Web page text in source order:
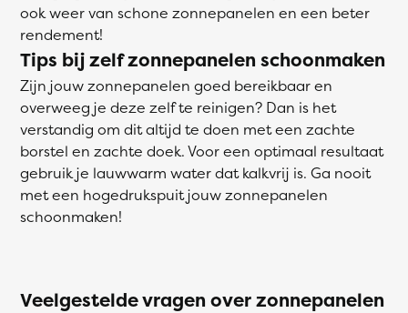
ook weer van schone zonnepanelen en een beter
rendement!
Tips bij zelf zonnepanelen schoonmaken
Zijn jouw zonnepanelen goed bereikbaar en
overweeg je deze zelf te reinigen? Dan is het
verstandig om dit altijd te doen met een zachte
borstel en zachte doek. Voor een optimaal resultaat
gebruik je lauwwarm water dat kalkvrij is. Ga nooit
met een hogedrukspuit jouw zonnepanelen
schoonmaken!
Veelgestelde vragen over zonnepanelen